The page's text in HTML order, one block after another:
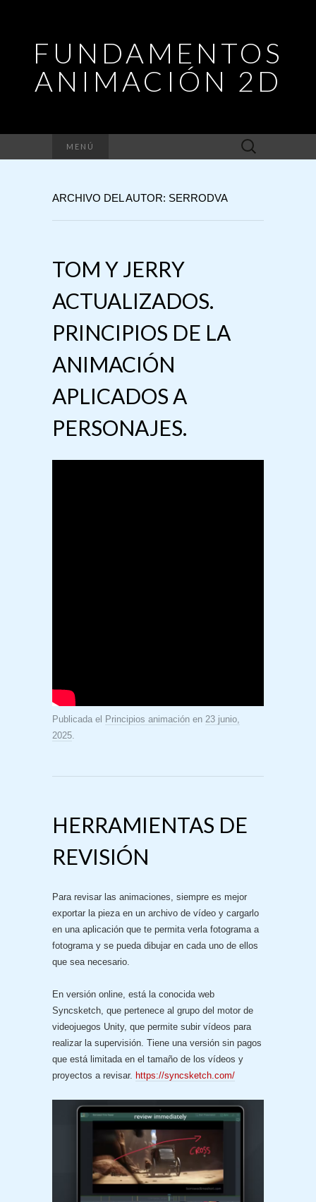
FUNDAMENTOS
ANIMACIÓN 2D
MENÚ Buscar:
ARCHIVO DEL AUTOR: SERRODVA
TOM Y JERRY
ACTUALIZADOS.
PRINCIPIOS DE LA
ANIMACIÓN
APLICADOS A
PERSONAJES.
Publicada el Principios animación en 23 junio,
2025.
HERRAMIENTAS DE
REVISIÓN
Para revisar las animaciones, siempre es mejor
exportar la pieza en un archivo de vídeo y cargarlo
en una aplicación que te permita verla fotograma a
fotograma y se pueda dibujar en cada uno de ellos
que sea necesario.
En versión online, está la conocida web
Syncsketch, que pertenece al grupo del motor de
videojuegos Unity, que permite subir vídeos para
realizar la supervisión. Tiene una versión sin pagos
que está limitada en el tamaño de los vídeos y
proyectos a revisar. https://syncsketch.com/